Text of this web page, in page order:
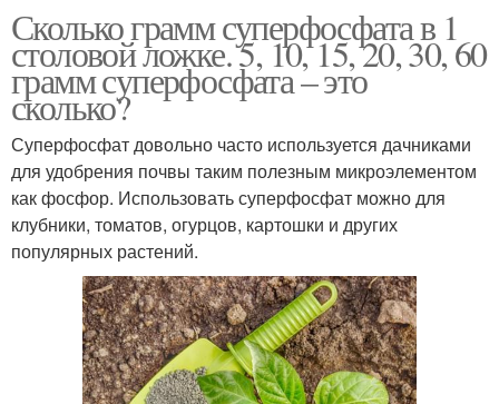
Сколько грамм суперфосфата в 1
столовой ложке. 5, 10, 15, 20, 30, 60
грамм суперфосфата – это
сколько?
Суперфосфат довольно часто используется дачниками
для удобрения почвы таким полезным микроэлементом
как фосфор. Использовать суперфосфат можно для
клубники, томатов, огурцов, картошки и других
популярных растений.